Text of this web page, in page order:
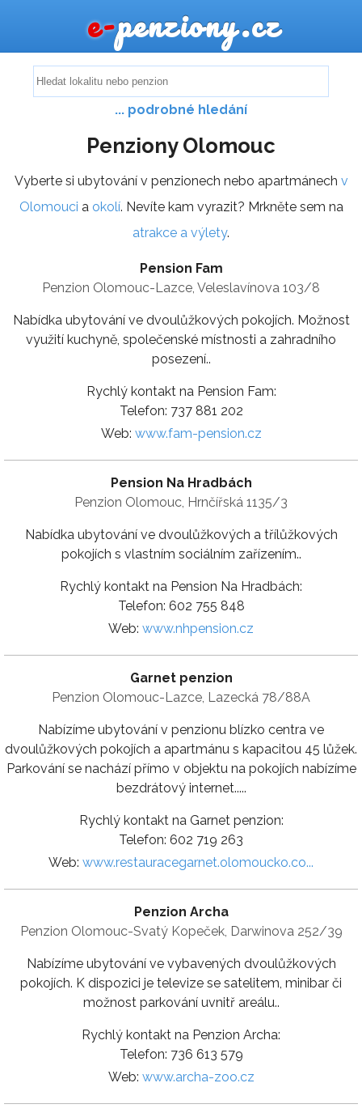
e-penziony.cz
... podrobné hledání
Penziony Olomouc
Vyberte si ubytování v penzionech nebo apartmánech v
Olomouci a okolí. Nevíte kam vyrazit? Mrkněte sem na
atrakce a výlety.
Pension Fam
Penzion Olomouc-Lazce, Veleslavínova 103/8
Nabídka ubytování ve dvoulůžkových pokojích. Možnost
využití kuchyně, společenské místnosti a zahradního
posezení..
Rychlý kontakt na Pension Fam:
Telefon: 737 881 202
Web: www.fam-pension.cz
Pension Na Hradbách
Penzion Olomouc, Hrnčířská 1135/3
Nabídka ubytování ve dvoulůžkových a třílůžkových
pokojích s vlastním sociálním zařízením..
Rychlý kontakt na Pension Na Hradbách:
Telefon: 602 755 848
Web: www.nhpension.cz
Garnet penzion
Penzion Olomouc-Lazce, Lazecká 78/88A
Nabízíme ubytování v penzionu blízko centra ve
dvoulůžkových pokojích a apartmánu s kapacitou 45 lůžek.
Parkování se nachází přímo v objektu na pokojích nabízíme
bezdrátový internet.....
Rychlý kontakt na Garnet penzion:
Telefon: 602 719 263
Web: www.restauracegarnet.olomoucko.co...
Penzion Archa
Penzion Olomouc-Svatý Kopeček, Darwinova 252/39
Nabízíme ubytování ve vybavených dvoulůžkových
pokojích. K dispozici je televize se satelitem, minibar či
možnost parkování uvnitř areálu..
Rychlý kontakt na Penzion Archa:
Telefon: 736 613 579
Web: www.archa-zoo.cz